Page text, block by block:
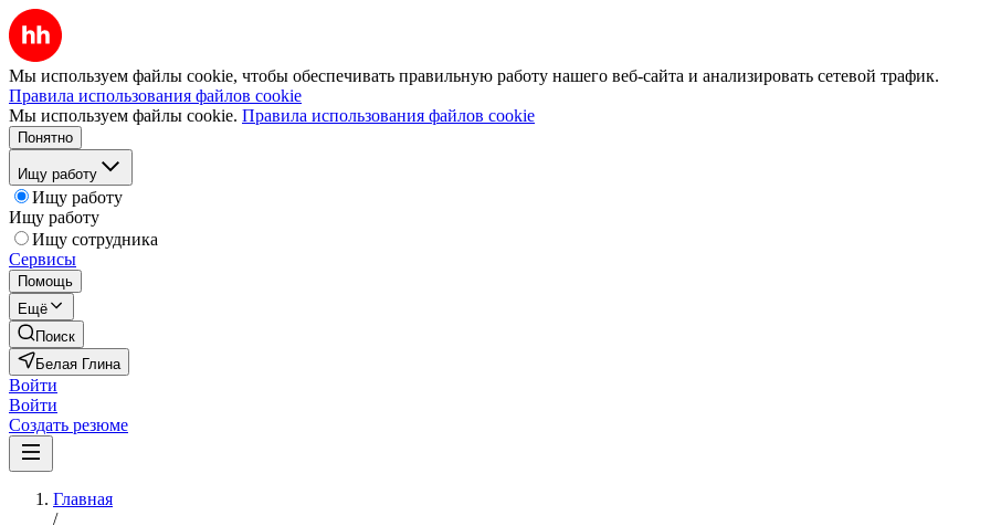
Мы используем файлы cookie, чтобы обеспечивать правильную работу нашего веб-сайта и анализировать сетевой трафик.
Правила использования файлов cookie
Мы используем файлы cookie. Правила использования файлов cookie
Понятно
Ищу работу
Ищу работу
Ищу работу
Ищу сотрудника
Сервисы
Помощь
Ещё
Поиск
Белая Глина
Войти
Войти
Создать резюме
Главная
/